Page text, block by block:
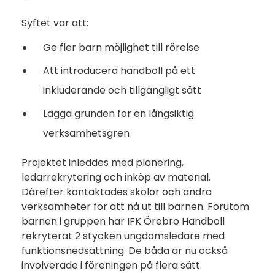
Syftet var att:
Ge fler barn möjlighet till rörelse
Att introducera handboll på ett
inkluderande och tillgängligt sätt
Lägga grunden för en långsiktig
verksamhetsgren
Projektet inleddes med planering,
ledarrekrytering och inköp av material.
Därefter kontaktades skolor och andra
verksamheter för att nå ut till barnen. Förutom
barnen i gruppen har IFK Örebro Handboll
rekryterat 2 stycken ungdomsledare med
funktionsnedsättning. De båda är nu också
involverade i föreningen på flera sätt.